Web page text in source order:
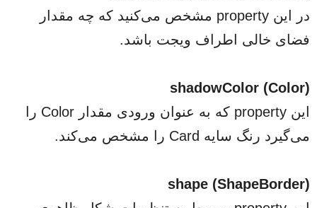
در این property مشخص می‌کنید که چه مقدار
فضای خالی اطراف ویجت باشد.
shadowColor (Color)
این property که به عنوان ورودی مقدار Color را
می‌گیرد رنگ سایه Card را مشخص می‌کند.
shape (ShapeBorder)